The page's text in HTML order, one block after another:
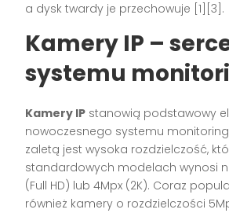
a dysk twardy je przechowuje [1][3].
Kamery IP –
systemu
Kamery IP stanowią podstawowy
nowoczesnego systemu
zaletą jest wysoka rozdzielczość,
standardowych modelach wynosi
(Full HD) lub 4Mpx (2K). Coraz
również kamery o rozdzielczości